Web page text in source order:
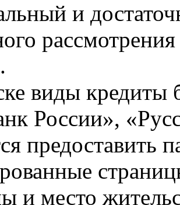
и
виды кредиты
России»,
предоставить
и место